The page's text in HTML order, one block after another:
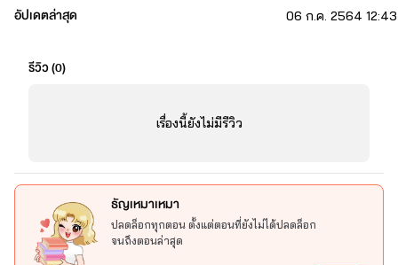
"อย่ามายุ่งกับฉัน ออกไปให้พ้น"
อัปเดตล่าสุด 06 ก.ค. 2564
รีวิว (0)
เรื่องนี้ยังไม่มีรีวิว
ธัญเหมาเหมา
ปลดล็อกทุกตอน ตั้งแต่ตอนที่ยังไม่ได้ปลดล็อก
จนถึงตอนล่าสุด